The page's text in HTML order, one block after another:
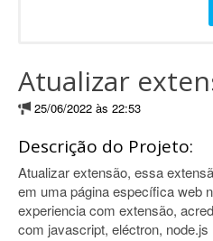
Atualizar
25/06/2022 às 22:53
Descrição do Projeto:
Atualizar extensão, essa
em uma página específica web
experiencia com extensão,
com javascript, eléctron, node.js